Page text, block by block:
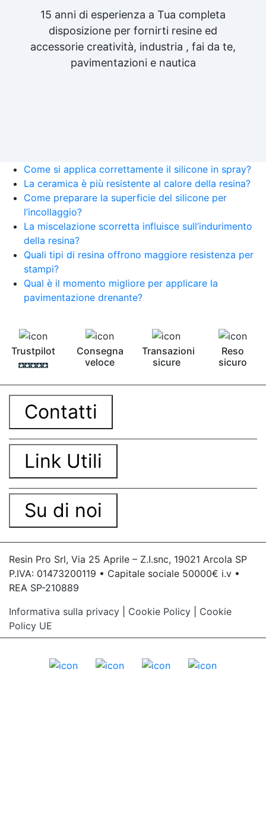
15 anni di esperienza a Tua completa
disposizione per fornirti resine ed
accessorie creatività, industria , fai da te,
pavimentazioni e nautica
Come si applica correttamente il silicone in spray?
La ceramica è più resistente al calore della resina?
Come preparare la superficie del silicone per
l’incollaggio?
La miscelazione scorretta influisce sull’indurimento
della resina?
Quali tipi di resina offrono maggiore resistenza per
stampi?
Qual è il momento migliore per applicare la
pavimentazione drenante?
Trustpilot
Consegna
veloce
Transazioni
sicure
Reso
sicuro
Contatti
Link Utili
Su di noi
Resin Pro Srl, Via 25 Aprile – Z.I.snc, 19021 Arcola SP
P.IVA: 01473200119 • Capitale sociale 50000€ i.v •
REA SP-210889
Informativa sulla privacy
Cookie Policy
Cookie
Policy UE